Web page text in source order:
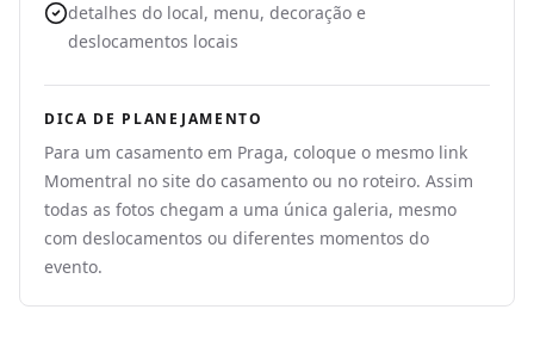
detalhes do local, menu, decoração e
deslocamentos locais
DICA DE PLANEJAMENTO
Para um casamento em Praga, coloque o mesmo link
Momentral no site do casamento ou no roteiro. Assim
todas as fotos chegam a uma única galeria, mesmo
com deslocamentos ou diferentes momentos do
evento.